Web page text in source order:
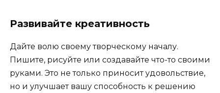
Развивайте креативность
Дайте волю своему творческому началу.
Пишите, рисуйте или создавайте что-то своими
руками. Это не только приносит удовольствие,
но и улучшает вашу способность к решению